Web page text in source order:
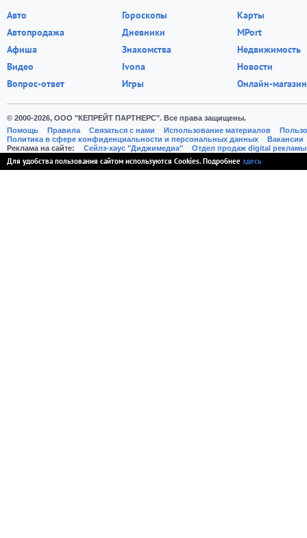
Авто
Автопродажа
Афиша
Видео
Вопрос-ответ
Гороскопы
Дневники
Знакомства
Ivona
Игры
Карты
MPort
Недвижимость
Новости
Онлайн-магазин
© 2000-2026, ООО "КЕПРЕЙТ ПАРТНЕРС". Все права защищены.
Помощь
Правила Связаться с нами Использование материалов
Политика в сфере конфиденциальности и персональных данных
Вакансии
Реклама на сайте:
Cейлз-хаус "Диджимедиа" Отдел продаж digital рекламы
Для удобства пользования сайтом используются Cookies. Подробнее здесь